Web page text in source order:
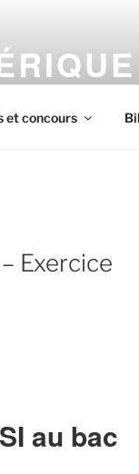
et concours
Exercice
au bac